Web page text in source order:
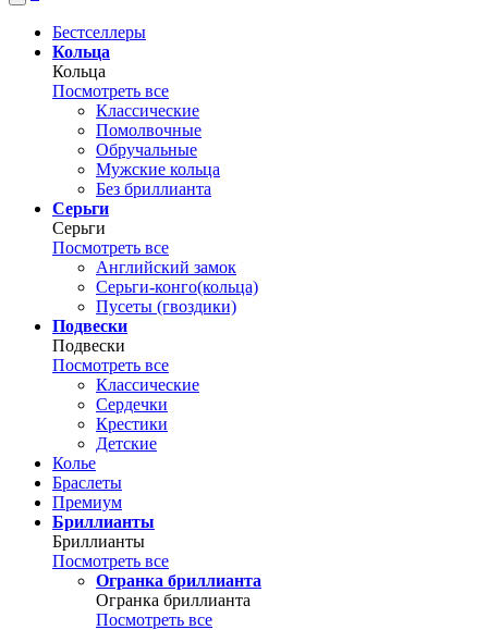
Бестселлеры
Кольца
Кольца
Посмотреть все
Классические
Помолвочные
Обручальные
Мужские кольца
Без бриллианта
Серьги
Серьги
Посмотреть все
Английский замок
Серьги-конго(кольца)
Пусеты (гвоздики)
Подвески
Подвески
Посмотреть все
Классические
Сердечки
Крестики
Детские
Колье
Браслеты
Премиум
Бриллианты
Бриллианты
Посмотреть все
Огранка бриллианта
Огранка бриллианта
Посмотреть все